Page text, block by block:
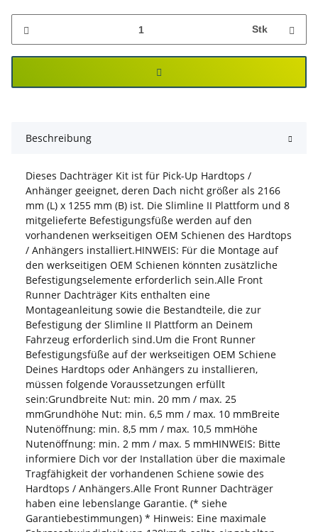
Stk
Beschreibung
Dieses Dachträger Kit ist für Pick-Up Hardtops /
Anhänger geeignet, deren Dach nicht größer als 2166
mm (L) x 1255 mm (B) ist. Die Slimline II Plattform und 8
mitgelieferte Befestigungsfüße werden auf den
vorhandenen werkseitigen OEM Schienen des Hardtops
/ Anhängers installiert.HINWEIS: Für die Montage auf
den werkseitigen OEM Schienen könnten zusätzliche
Befestigungselemente erforderlich sein.Alle Front
Runner Dachträger Kits enthalten eine
Montageanleitung sowie die Bestandteile, die zur
Befestigung der Slimline II Plattform an Deinem
Fahrzeug erforderlich sind.Um die Front Runner
Befestigungsfüße auf der werkseitigen OEM Schiene
Deines Hardtops oder Anhängers zu installieren,
müssen folgende Voraussetzungen erfüllt
sein:Grundbreite Nut: min. 20 mm / max. 25
mmGrundhöhe Nut: min. 6,5 mm / max. 10 mmBreite
Nutenöffnung: min. 8,5 mm / max. 10,5 mmHöhe
Nutenöffnung: min. 2 mm / max. 5 mmHINWEIS: Bitte
informiere Dich vor der Installation über die maximale
Tragfähigkeit der vorhandenen Schiene sowie des
Hardtops / Anhängers.Alle Front Runner Dachträger
haben eine lebenslange Garantie. (* siehe
Garantiebestimmungen) * Hinweis: Eine maximale